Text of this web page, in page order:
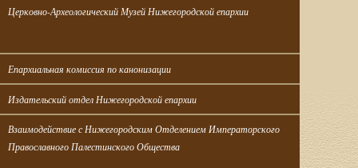
Церковно-Археологический Музей Нижегородской епархии
Епархиальная комиссия по канонизации
Издательский отдел Нижегородской епархии
Взаимодействие с Нижегородским Отделением Императорского
Православного Палестинского Общества